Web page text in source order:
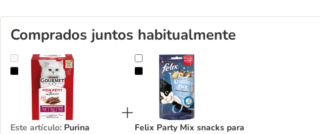
Comprados juntos habitualmente
Purina Gourmet Mon Petit en sobres
Este artículo: Purina
Felix Party Mix snacks para gatos
Felix Party Mix snacks para